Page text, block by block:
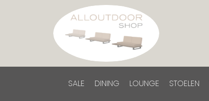
SALE DINING LOUNGE STOELEN